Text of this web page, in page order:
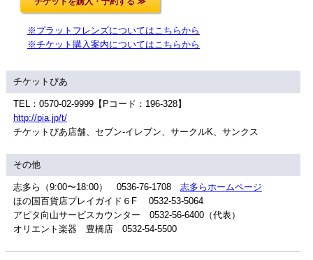
※プラットフレンズについてはこちらから
※チケット購入案内についてはこちらから
チケットぴあ
TEL：0570-02-9999【Pコード：196-328】
http://pia.jp/t/
チケットぴあ店舗、セブン-イレブン、サークルK、サンクス
その他
志多ら（9:00〜18:00） 0536-76-1708 志多らホームページ
ほの国百貨店プレイガイド６F 0532-53-5064
アピタ向山サービスカウンター 0532-56-6400（代表）
オリエント楽器 豊橋店 0532-54-5500